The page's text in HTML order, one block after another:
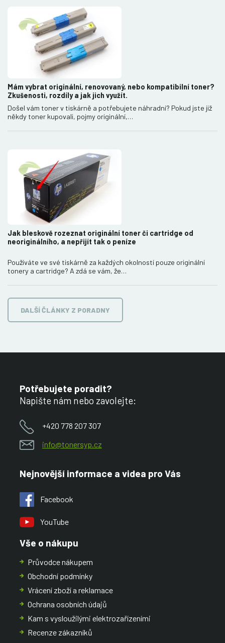
Mám vybrat originální, renovovaný, nebo kompatibilní toner?
Zkušenosti, rozdíly a jak jich využít.
Došel vám toner v tiskárně a potřebujete náhradní? Pokud jste již
někdy toner kupovali, pojmy originální,…
Jak bleskově rozeznat originální toner či cartridge od
neoriginálního, a nepřijít tak o peníze
Používáte ve své tiskárně za každých okolností pouze originální
tonery a cartridge? A zdá se vám, že…
DALŠÍ ČLÁNKY Z PORADNY
Potřebujete poradit?
Napište nám nebo zavolejte:
+420 778 207 307
info@tonersyp.cz
Nejnovější informace a videa pro Vás
Facebook
YouTube
Vše o nákupu
Průvodce nákupem
Obchodní podmínky
Vrácení zboží a reklamace
Ochrana osobních údajů
Kam s vysloužilými elektrozařízeními
Recenze zákazníků